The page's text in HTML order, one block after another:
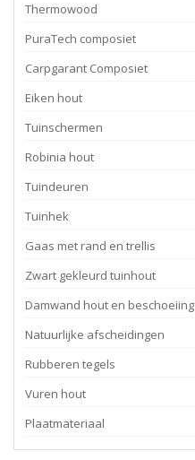
Thermowood
PuraTech composiet
Carpgarant Composiet
Eiken hout
Tuinschermen
Robinia hout
Tuindeuren
Tuinhek
Gaas met rand en trellis
Zwart gekleurd tuinhout
Damwand hout en beschoeiing
Natuurlijke afscheidingen
Rubberen tegels
Vuren hout
Plaatmateriaal